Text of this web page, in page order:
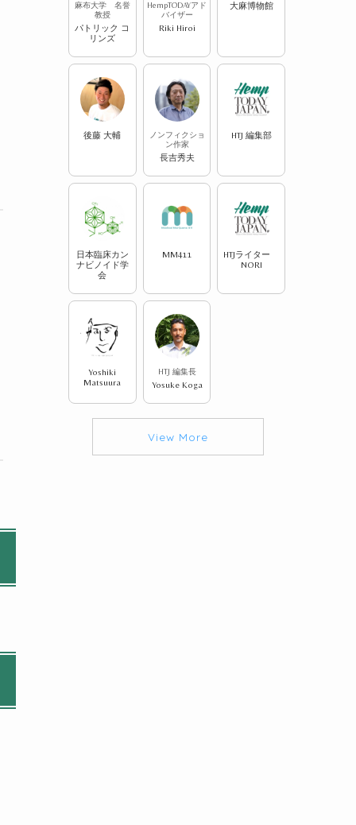
麻布大学 名誉
教授
パトリック コ
リンズ
HempTODAYアド
バイザー
Riki Hiroi
大麻博物館
後藤 大輔
ノンフィクショ
ン作家
長吉秀夫
HTJ 編集部
日本臨床カン
ナビノイド学
会
MM411
HTJライター
NORI
Yoshiki
Matsuura
HTJ 編集長
Yosuke Koga
View More